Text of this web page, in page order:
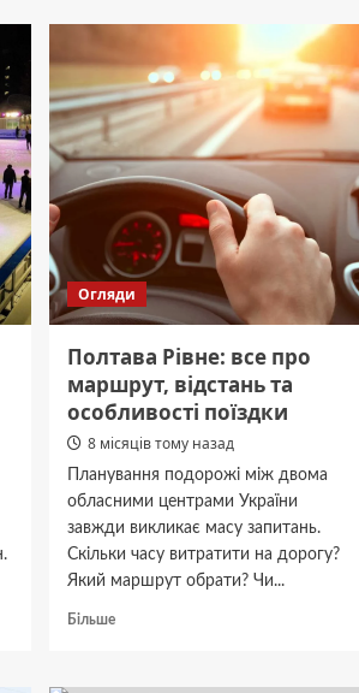
піти,
щоб
відпочити
Огляди
Полтава Рівне: все про
маршрут, відстань та
особливості поїздки
8 місяців тому назад
Планування подорожі між двома
обласними центрами України
завжди викликає масу запитань.
Скільки часу витратити на дорогу?
Який маршрут обрати? Чи...
БільшеДокладніше
Рівне: